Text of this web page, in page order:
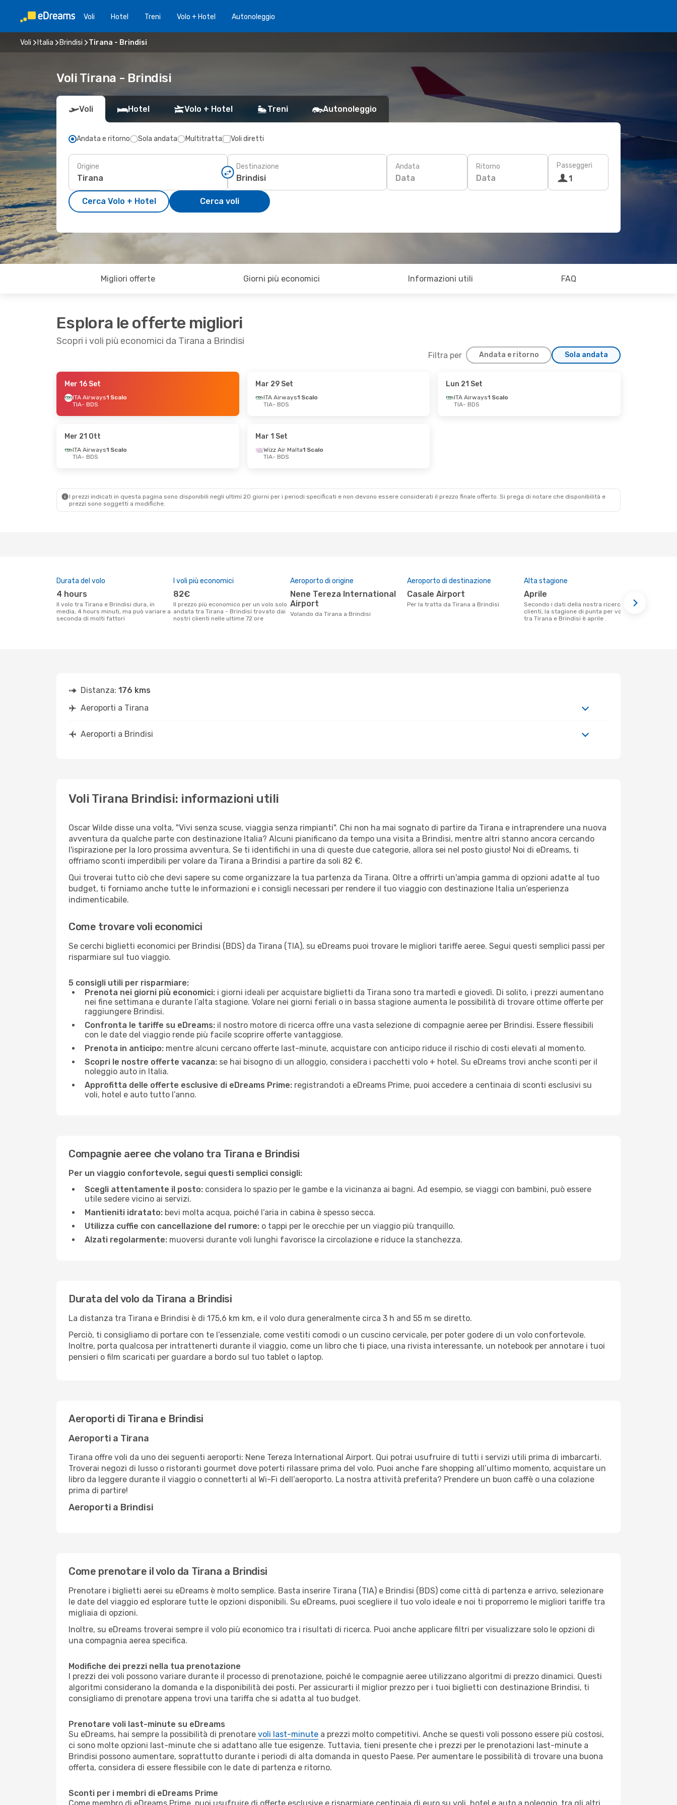
Voli Hotel Treni Volo + Hotel Autonoleggio
Voli Italia Brindisi Tirana - Brindisi
Voli Tirana - Brindisi
Voli Hotel Volo + Hotel Treni Autonoleggio
Andata e ritorno Sola andata Multitratta Voli diretti
Origine Destinazione Andata
Data
Ritorno
Data
Passeggeri
1
Cerca Volo + Hotel Cerca voli
Migliori offerte Giorni più economici Informazioni utili FAQ
Esplora le offerte migliori
Scopri i voli più economici da Tirana a Brindisi
Filtra per Andata e ritorno Sola andata
- Mer 21 Ott
- Mer 16 Set
BDS
- TIA
Mer 16 Set
ITA Airways1 Scalo
TIA- BDS
Mar 29 Set
ITA Airways1 Scalo
TIA- BDS
Lun 21 Set
ITA Airways1 Scalo
TIA- BDS
Mer 21 Ott
ITA Airways1 Scalo
TIA- BDS
Mar 1 Set
Wizz Air Malta1 Scalo
TIA- BDS
I prezzi indicati in questa pagina sono disponibili negli ultimi 20 giorni per i periodi specificati e non devono essere considerati il ​​prezzo finale offerto. Si prega di notare che disponibilità e
prezzi sono soggetti a modifiche.
Durata del volo
4 hours
Il volo tra Tirana e Brindisi dura, in
media, 4 hours minuti, ma può variare a
seconda di molti fattori
I voli più economici
82€
Il prezzo più economico per un volo solo
andata tra Tirana - Brindisi trovato dai
nostri clienti nelle ultime 72 ore
Aeroporto di origine
Nene Tereza International
Airport
Volando da Tirana a Brindisi
Aeroporto di destinazione
Casale Airport
Per la tratta da Tirana a Brindisi
Alta stagione
aprile
Secondo i dati della nostra ricerca
clienti, la stagione di punta per volare
tra Tirana e Brindisi è aprile .
Distanza: 176 kms
Aeroporti a Tirana
Aeroporti a Brindisi
Voli Tirana Brindisi: informazioni utili
Oscar Wilde disse una volta, "Vivi senza scuse, viaggia senza rimpianti". Chi non ha mai sognato di partire da Tirana e intraprendere una nuova
avventura da qualche parte con destinazione Italia? Alcuni pianificano da tempo una visita a Brindisi, mentre altri stanno ancora cercando
l'ispirazione per la loro prossima avventura. Se ti identifichi in una di queste due categorie, allora sei nel posto giusto! Noi di eDreams, ti
offriamo sconti imperdibili per volare da Tirana a Brindisi a partire da soli 82 €.
Qui troverai tutto ciò che devi sapere su come organizzare la tua partenza da Tirana. Oltre a offrirti un'ampia gamma di opzioni adatte al tuo
budget, ti forniamo anche tutte le informazioni e i consigli necessari per rendere il tuo viaggio con destinazione Italia un’esperienza
indimenticabile.
Come trovare voli economici
Se cerchi biglietti economici per Brindisi (BDS) da Tirana (TIA), su eDreams puoi trovare le migliori tariffe aeree. Segui questi semplici passi per
risparmiare sul tuo viaggio.
5 consigli utili per risparmiare:
Prenota nei giorni più economici: i giorni ideali per acquistare biglietti da Tirana sono tra martedì e giovedì. Di solito, i prezzi aumentano
nei fine settimana e durante l’alta stagione. Volare nei giorni feriali o in bassa stagione aumenta le possibilità di trovare ottime offerte per
raggiungere Brindisi.
Confronta le tariffe su eDreams: il nostro motore di ricerca offre una vasta selezione di compagnie aeree per Brindisi. Essere flessibili
con le date del viaggio rende più facile scoprire offerte vantaggiose.
Prenota in anticipo: mentre alcuni cercano offerte last-minute, acquistare con anticipo riduce il rischio di costi elevati al momento.
Scopri le nostre offerte vacanza: se hai bisogno di un alloggio, considera i pacchetti volo + hotel. Su eDreams trovi anche sconti per il
noleggio auto in Italia.
Approfitta delle offerte esclusive di eDreams Prime: registrandoti a eDreams Prime, puoi accedere a centinaia di sconti esclusivi su
voli, hotel e auto tutto l’anno.
Compagnie aeree che volano tra Tirana e Brindisi
Per un viaggio confortevole, segui questi semplici consigli:
Scegli attentamente il posto: considera lo spazio per le gambe e la vicinanza ai bagni. Ad esempio, se viaggi con bambini, può essere
utile sedere vicino ai servizi.
Mantieniti idratato: bevi molta acqua, poiché l’aria in cabina è spesso secca.
Utilizza cuffie con cancellazione del rumore: o tappi per le orecchie per un viaggio più tranquillo.
Alzati regolarmente: muoversi durante voli lunghi favorisce la circolazione e riduce la stanchezza.
Durata del volo da Tirana a Brindisi
La distanza tra Tirana e Brindisi è di 175,6 km km, e il volo dura generalmente circa 3 h and 55 m se diretto.
Perciò, ti consigliamo di portare con te l’essenziale, come vestiti comodi o un cuscino cervicale, per poter godere di un volo confortevole.
Inoltre, porta qualcosa per intrattenerti durante il viaggio, come un libro che ti piace, una rivista interessante, un notebook per annotare i tuoi
pensieri o film scaricati per guardare a bordo sul tuo tablet o laptop.
Aeroporti di Tirana e Brindisi
Aeroporti a Tirana
Tirana offre voli da uno dei seguenti aeroporti: Nene Tereza International Airport. Qui potrai usufruire di tutti i servizi utili prima di imbarcarti.
Troverai negozi di lusso o ristoranti gourmet dove poterti rilassare prima del volo. Puoi anche fare shopping all’ultimo momento, acquistare un
libro da leggere durante il viaggio o connetterti al Wi-Fi dell’aeroporto. La nostra attività preferita? Prendere un buon caffè o una colazione
prima di partire!
Aeroporti a Brindisi
Come prenotare il volo da Tirana a Brindisi
Prenotare i biglietti aerei su eDreams è molto semplice. Basta inserire Tirana (TIA) e Brindisi (BDS) come città di partenza e arrivo, selezionare
le date del viaggio ed esplorare tutte le opzioni disponibili. Su eDreams, puoi scegliere il tuo volo ideale e noi ti proporremo le migliori tariffe tra
migliaia di opzioni.
Inoltre, su eDreams troverai sempre il volo più economico tra i risultati di ricerca. Puoi anche applicare filtri per visualizzare solo le opzioni di
una compagnia aerea specifica.
Modifiche dei prezzi nella tua prenotazione
I prezzi dei voli possono variare durante il processo di prenotazione, poiché le compagnie aeree utilizzano algoritmi di prezzo dinamici. Questi
algoritmi considerano la domanda e la disponibilità dei posti. Per assicurarti il miglior prezzo per i tuoi biglietti con destinazione Brindisi, ti
consigliamo di prenotare appena trovi una tariffa che si adatta al tuo budget.
Prenotare voli last-minute su eDreams
Su eDreams, hai sempre la possibilità di prenotare voli last-minute a prezzi molto competitivi. Anche se questi voli possono essere più costosi,
ci sono molte opzioni last-minute che si adattano alle tue esigenze. Tuttavia, tieni presente che i prezzi per le prenotazioni last-minute a
Brindisi possono aumentare, soprattutto durante i periodi di alta domanda in questo Paese. Per aumentare le possibilità di trovare una buona
offerta, considera di essere flessibile con le date di partenza e ritorno.
Sconti per i membri di eDreams Prime